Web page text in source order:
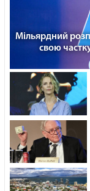
Мільярдний
свою